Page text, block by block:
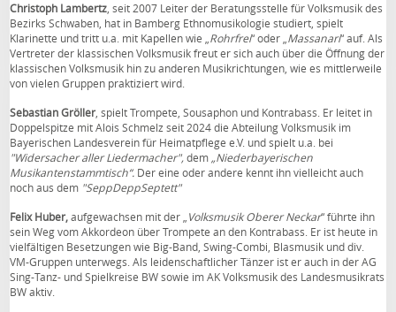
Christoph Lambertz, seit 2007 Leiter der Beratungsstelle für Volksmusik des
Bezirks Schwaben, hat in Bamberg Ethnomusikologie studiert, spielt
Klarinette und tritt u.a. mit Kapellen wie „Rohrfrei“ oder „Massanari“ auf. Als
Vertreter der klassischen Volksmusik freut er sich auch über die Öffnung der
klassischen Volksmusik hin zu anderen Musikrichtungen, wie es mittlerweile
von vielen Gruppen praktiziert wird.
Sebastian Gröller, spielt Trompete, Sousaphon und Kontrabass. Er leitet in
Doppelspitze mit Alois Schmelz seit 2024 die Abteilung Volksmusik im
Bayerischen Landesverein für Heimatpflege e.V. und spielt u.a. bei
"Widersacher aller Liedermacher",dem„Niederbayerischen
Musikantenstammtisch“. Der eine oder andere kennt ihn vielleicht auch
noch aus dem "SeppDeppSeptett"
Felix Huber,aufgewachsen mit der „Volksmusik Oberer Neckar“ führte ihn
sein Weg vom Akkordeon über Trompete an den Kontrabass. Er ist heute in
vielfältigen Besetzungen wie Big-Band, Swing-Combi, Blasmusik und div.
VM-Gruppen unterwegs. Als leidenschaftlicher Tänzer ist er auch in der AG
Sing-Tanz- und Spielkreise BW sowie im AK Volksmusik des Landesmusikrats
BW aktiv.